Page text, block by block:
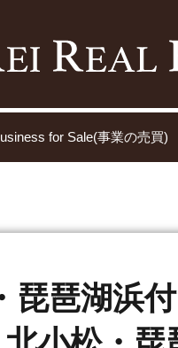
for Sale(事業の売買)
琵琶湖浜